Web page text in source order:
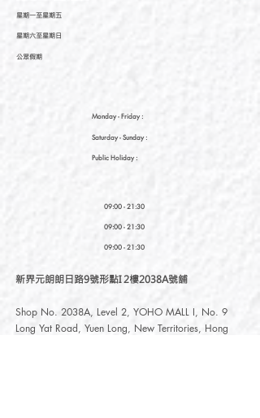
星期一至星期五
星期六至星期日
公眾假期
Monday - Friday :
Saturday- Sunday :
Public Holiday :
09:00 - 21:30
09:00 - 21:30
09:00 - 21:30
新界元朗朗日路9號形點I 2樓2038A號舖
Shop No. 2038A, Level 2, YOHO MALL I, No. 9
Long Yat Road, Yuen Long, New Territories, Hong